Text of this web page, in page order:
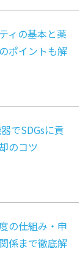
ィの基本と薬
ポイントも解
でSDGsに貢
のコツ
の仕組み・申
係まで徹底解